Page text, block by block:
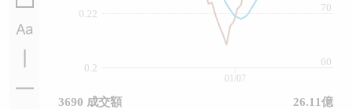
0.2
0.22
60
70
01/07
3690 成交額 26.11億